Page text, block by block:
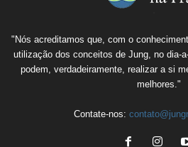
"Nós acreditamos que, com o
utilização dos conceitos de Jung, no dia-
podem, verdadeiramente, realizar a si
melhores."
Contate-nos: